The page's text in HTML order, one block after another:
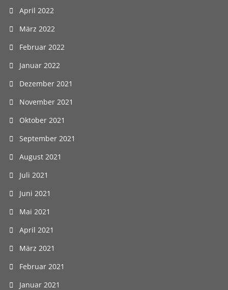
April 2022
März 2022
Februar 2022
Januar 2022
Dezember 2021
November 2021
Oktober 2021
September 2021
August 2021
Juli 2021
Juni 2021
Mai 2021
April 2021
März 2021
Februar 2021
Januar 2021